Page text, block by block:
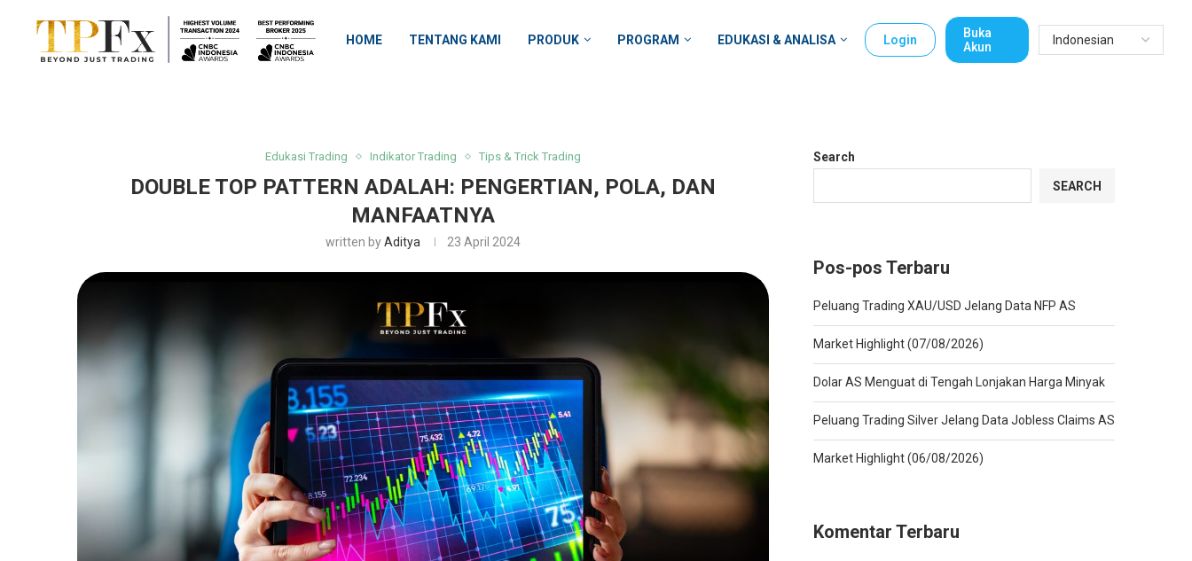
HOME TENTANG KAMI PRODUK PROGRAM EDUKASI & ANALISA Login
Buka
Akun
Edukasi Trading Indikator Trading Tips & Trick Trading
DOUBLE TOP PATTERN ADALAH: PENGERTIAN, POLA, DAN
MANFAATNYA
written byAditya 23 April 2024
Search
SEARCH
Pos-pos Terbaru
Peluang Trading XAU/USD Jelang Data NFP AS
Market Highlight (07/08/2026)
Dolar AS Menguat di Tengah Lonjakan Harga Minyak
Peluang Trading Silver Jelang Data Jobless Claims AS
Market Highlight (06/08/2026)
Komentar Terbaru